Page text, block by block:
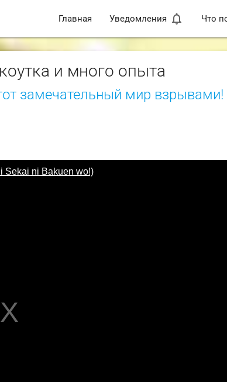
Главная Уведомления notifications_none Что
и много опыта
замечательный мир